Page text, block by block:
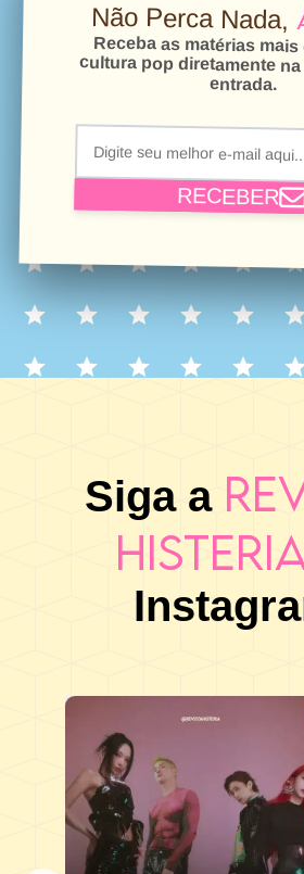
Não Perca Nada,
Receba as matérias
cultura pop diretamente na
entrada.
RECEBER
Siga a